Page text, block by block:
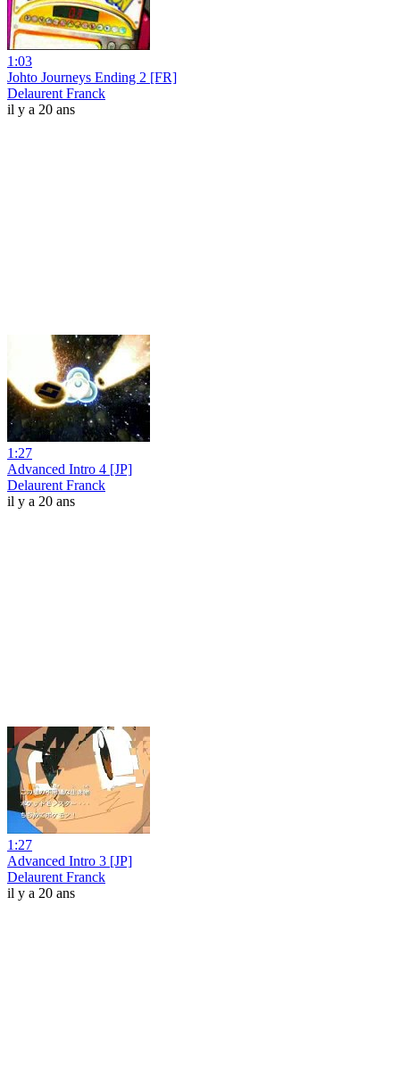
1:03
Johto Journeys Ending 2 [FR]
Delaurent Franck
il y a 20 ans
1:27
Advanced Intro 4 [JP]
Delaurent Franck
il y a 20 ans
1:27
Advanced Intro 3 [JP]
Delaurent Franck
il y a 20 ans